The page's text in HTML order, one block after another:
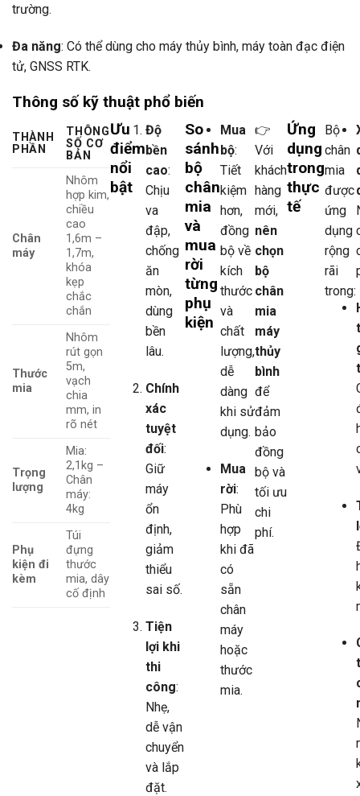
trường.
Đa năng: Có thể dùng cho máy thủy bình, máy toàn đạc điện
tử, GNSS RTK.
Thông số kỹ thuật phổ biến
THÀNH
PHẦN
THÔNG
SỐ CƠ
BẢN
Chân
máy
Nhôm
hợp kim,
chiều
cao
1,6m –
1,7m,
khóa
kẹp
chắc
chắn
Thước
mia
Nhôm
rút gọn
5m,
vạch
chia
mm, in
rõ nét
Trọng
lượng
Mia:
2,1kg –
Chân
máy:
4kg
Phụ
kiện đi
kèm
Túi
đựng
thước
mia, dây
cố định
Ưu
điểm
nổi
bật
Độ
bền
cao:
Chịu
va
đập,
chống
ăn
mòn,
dùng
bền
lâu.
Chính
xác
tuyệt
đối:
Giữ
máy
ổn
định,
giảm
thiểu
sai số.
Tiện
lợi khi
thi
công:
Nhẹ,
dễ vận
chuyển
và lắp
đặt.
So
sánh
bộ
chân
mia
và
mua
rời
từng
phụ
kiện
Mua
bộ:
Tiết
kiệm
hơn,
đồng
bộ về
kích
thước
và
chất
lượng,
dễ
dàng
khi sử
dụng.
Mua
rời:
Phù
hợp
khi đã
có
sẵn
chân
máy
hoặc
thước
mia.
👉
Với
khách
hàng
mới,
nên
chọn
bộ
chân
mia
máy
thủy
bình
để
đảm
bảo
đồng
bộ và
tối ưu
chi
phí.
Ứng
dụng
trong
thực
tế
Bộ
chân
mia
được
ứng
dụng
rộng
rãi
trong: